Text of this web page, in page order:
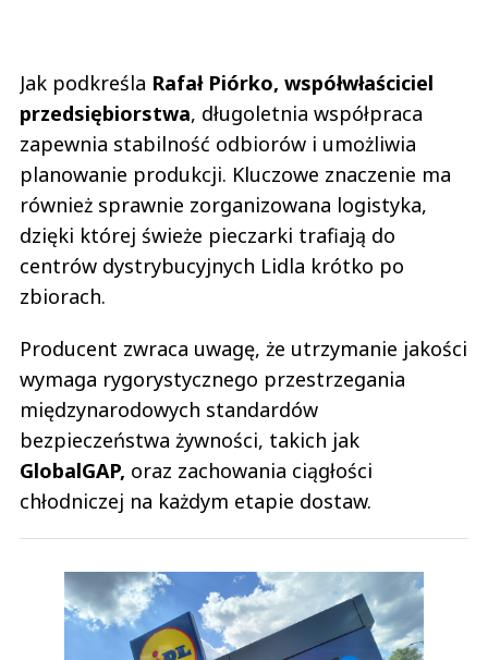
Jak podkreśla Rafał Piórko, współwłaściciel
przedsiębiorstwa, długoletnia współpraca
zapewnia stabilność odbiorów i umożliwia
planowanie produkcji. Kluczowe znaczenie ma
również sprawnie zorganizowana logistyka,
dzięki której świeże pieczarki trafiają do
centrów dystrybucyjnych Lidla krótko po
zbiorach.
Producent zwraca uwagę, że utrzymanie jakości
wymaga rygorystycznego przestrzegania
międzynarodowych standardów
bezpieczeństwa żywności, takich jak
GlobalGAP, oraz zachowania ciągłości
chłodniczej na każdym etapie dostaw.